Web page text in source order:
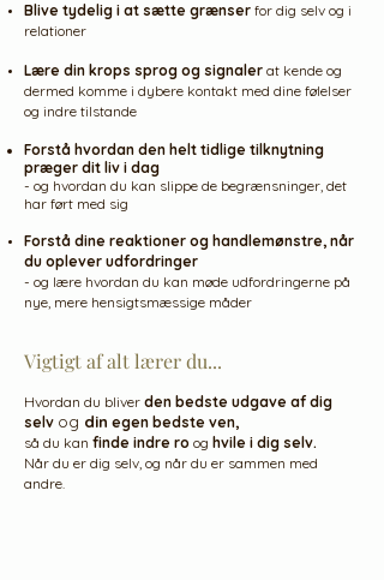
Blive tydelig i at sætte grænser for dig selv og i
relationer
Lære din krops sprog og signaler at kende og
dermed komme i dybere kontakt med dine følelser
og indre tilstande
Forstå hvordan den helt tidlige tilknytning
præger dit liv i dag
- og hvordan du kan slippe de begrænsninger, det
har ført med sig
Forstå dine reaktioner og handlemønstre, når
du oplever udfordringer
- og lære hvordan du kan møde udfordringerne på
nye, mere hensigtsmæssige måder
Vigtigt af alt lærer du...
Hvordan du bliver den bedste udgave af dig
selv og din egen bedste ven,
så du kan finde indre ro og hvile i dig selv.
Når du er dig selv, og når du er sammen med
andre.